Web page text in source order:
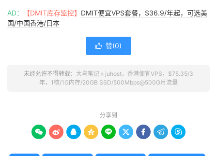
AD： 【DMIT库存监控】 DMIT便宜VPS套餐，$36.9/年起，可选美
国/中国香港/日本
 赞(0)
未经允许不得转载： 大鸟笔记 » juhost，香港便宜VPS，$75.35/3
年，1核/1G内存/20GB SSD/500Mbps@500G月流量
分享到
        